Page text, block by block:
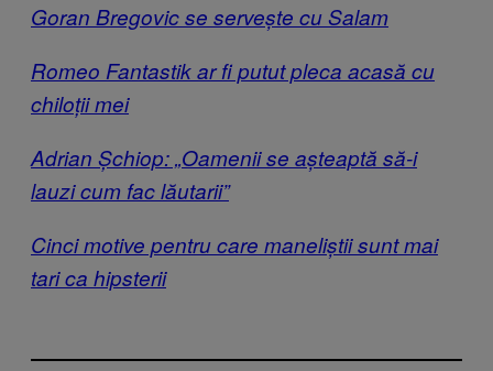
Goran Bregovic se servește cu Salam
Romeo Fantastik ar fi putut pleca acasă cu
chiloții mei
Adrian Șchiop: „Oamenii se așteaptă să-i
lauzi cum fac lăutarii”
Cinci motive pentru care maneliștii sunt mai
tari ca hipsterii